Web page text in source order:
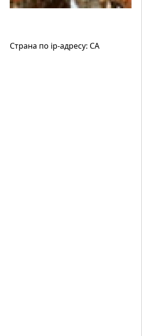
Страна по ip-адресу: CA